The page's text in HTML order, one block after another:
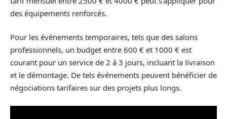
des équipements renforcés.
Pour les événements temporaires, tels que des salons
professionnels, un budget entre 600 € et 1000 € est
courant pour un service de 2 à 3 jours, incluant la livraison
et le démontage. De tels événements peuvent bénéficier de
négociations tarifaires sur des projets plus longs.